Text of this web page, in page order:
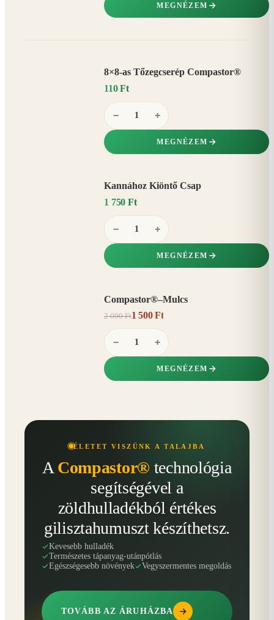
MEGNÉZEM
8×8-as Tőzegcserép Compastor®
110 Ft
− +
MEGNÉZEM
Kannához Kiöntő Csap
1 750 Ft
− +
MEGNÉZEM
Compastor®–Mulcs
2 000 Ft1 500 Ft
− +
MEGNÉZEM
ÉLETET VISZÜNK A TALAJBA
A Compastor® technológia
segítségével a
zöldhulladékból értékes
gilisztahumuszt készíthetsz.
Kevesebb hulladék
Természetes tápanyag-utánpótlás
Egészségesebb növények
Vegyszermentes megoldás
TOVÁBB AZ ÁRUHÁZBA